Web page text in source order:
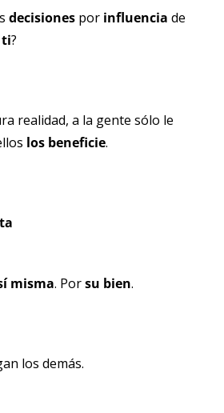
decisiones por influencia de
ti?
realidad, a la gente sólo le
los beneficie.
misma. Por su bien.
los demás.